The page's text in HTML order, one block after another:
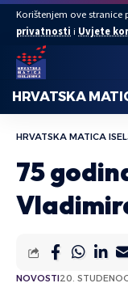
Korištenjem ove stranice
privatnosti i Uvjete
HRVATSKA
HRVATSKA MATICA
75
NOVOSTI20.